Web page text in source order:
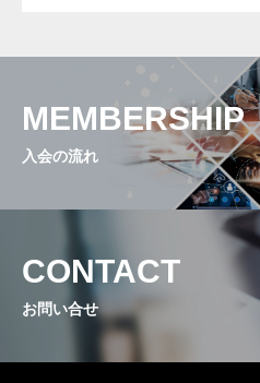
MEMBERSHIP
入会の流れ
CONTACT
お問い合せ